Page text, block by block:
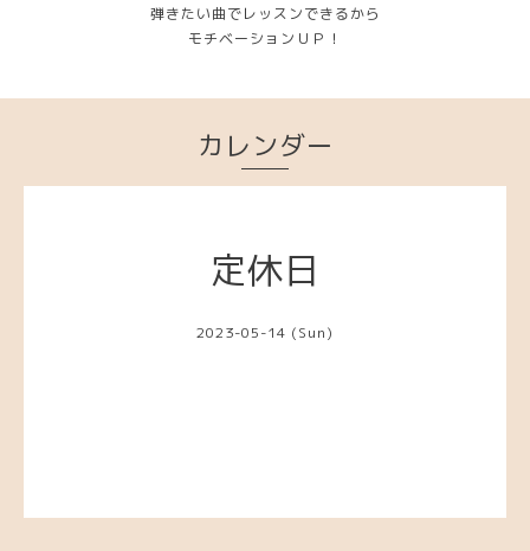
弾きたい曲でレッスンできるから
モチベーションＵＰ！
カレンダー
定休日
2023-05-14 (Sun)